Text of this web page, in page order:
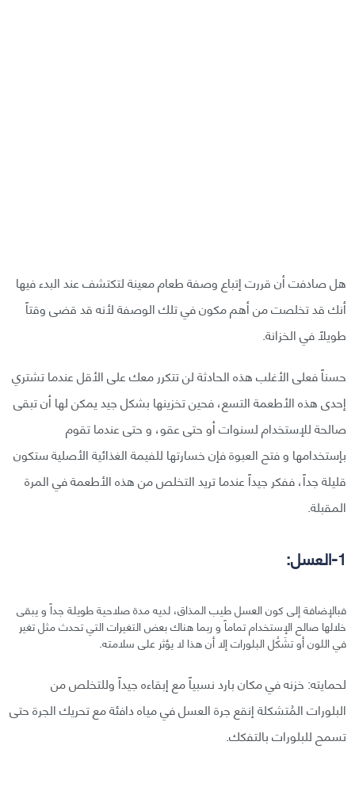
هل صادفت أن قررت إتباع وصفة طعام معينة لتكتشف عند البدء فيها
أنك قد تخلصت من أهم مكون في تلك الوصفة لأنه قد قضى وقتاً
طويلاً في الخزانة.
حسناً فعلى الأغلب هذه الحادثة لن تتكرر معك على الأقل عندما تشتري
إحدى هذه الأطعمة التسع، فحين تخزينها بشكل جيد يمكن لها أن تبقى
صالحة للإستخدام لسنوات أو حتى عقو، و حتى عندما تقوم
بإستخدامها و فتح العبوة فإن خسارتها للفيمة الغذائية الأصلية ستكون
قليلة جداً، ففكر جيداً عندما تريد التخلص من هذه الأطعمة في المرة
المقبلة.
1-العسل:
فبالإضافة إلى كون العسل طيب المذاق، لديه مدة صلاحية طويلة جداً و يبقى
خلالها صالح الإستخدام تماماً و ربما هناك بعض التغيرات التي تحدث مثل تغير
في اللون أو تشَكُل البلورات إلا أن هذا لا يؤثر على سلامته.
لحمايته: خزنه في مكان بارد نسبياً مع إبقاءه جيداً وللتخلص من
البلورات المُتشكلة إنقع جرة العسل في مياه دافئة مع تحريك الجرة حتى
تسمح للبلورات بالتفكك.